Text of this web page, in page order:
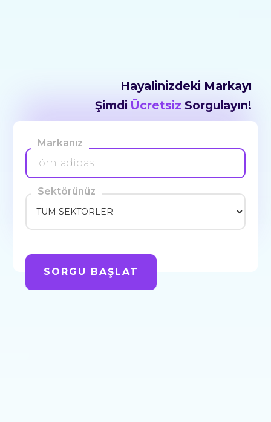
Hayalinizdeki Markayı
Şimdi Ücretsiz Sorgulayın!
Markanız
Sektörünüz
SORGU BAŞLAT